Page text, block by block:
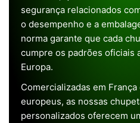
segurança relacionados
o desempenho e a
norma garante que cada
cumpre os padrões oficiais
Europa.
Comercializadas em
europeus, as nossas
personalizados oferecem